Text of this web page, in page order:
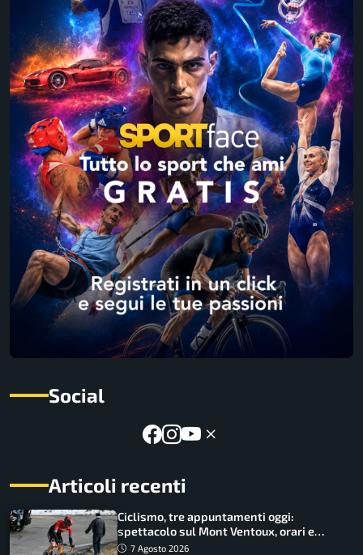
Social
Articoli recenti
Ciclismo, tre appuntamenti oggi:
spettacolo sul Mont Ventoux, orari e
come vederli
7 Agosto 2026